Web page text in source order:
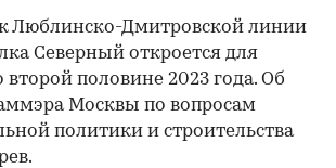
Люблинско-Дмитровской линии
Северный откроется для
второй половине 2023 года. Об
Москвы по вопросам
политики и строительства